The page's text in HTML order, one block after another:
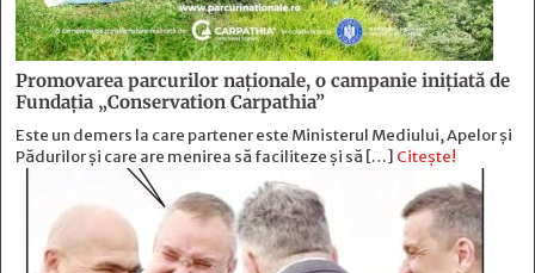
Promovarea parcurilor naționale, o campanie inițiată de
Fundația „Conservation Carpathia”
Este un demers la care partener este Ministerul Mediului, Apelor și
Pădurilor și care are menirea să faciliteze și să […] Citește!